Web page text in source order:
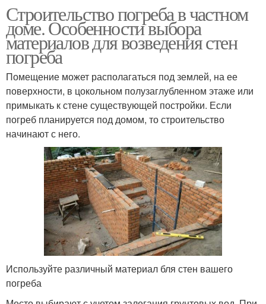
Строительство погреба в частном
доме. Особенности выбора
материалов для возведения стен
погреба
Помещение может располагаться под землей, на ее
поверхности, в цокольном полузаглубленном этаже или
примыкать к стене существующей постройки. Если
погреб планируется под домом, то строительство
начинают с него.
Используйте различный материал бля стен вашего
погреба